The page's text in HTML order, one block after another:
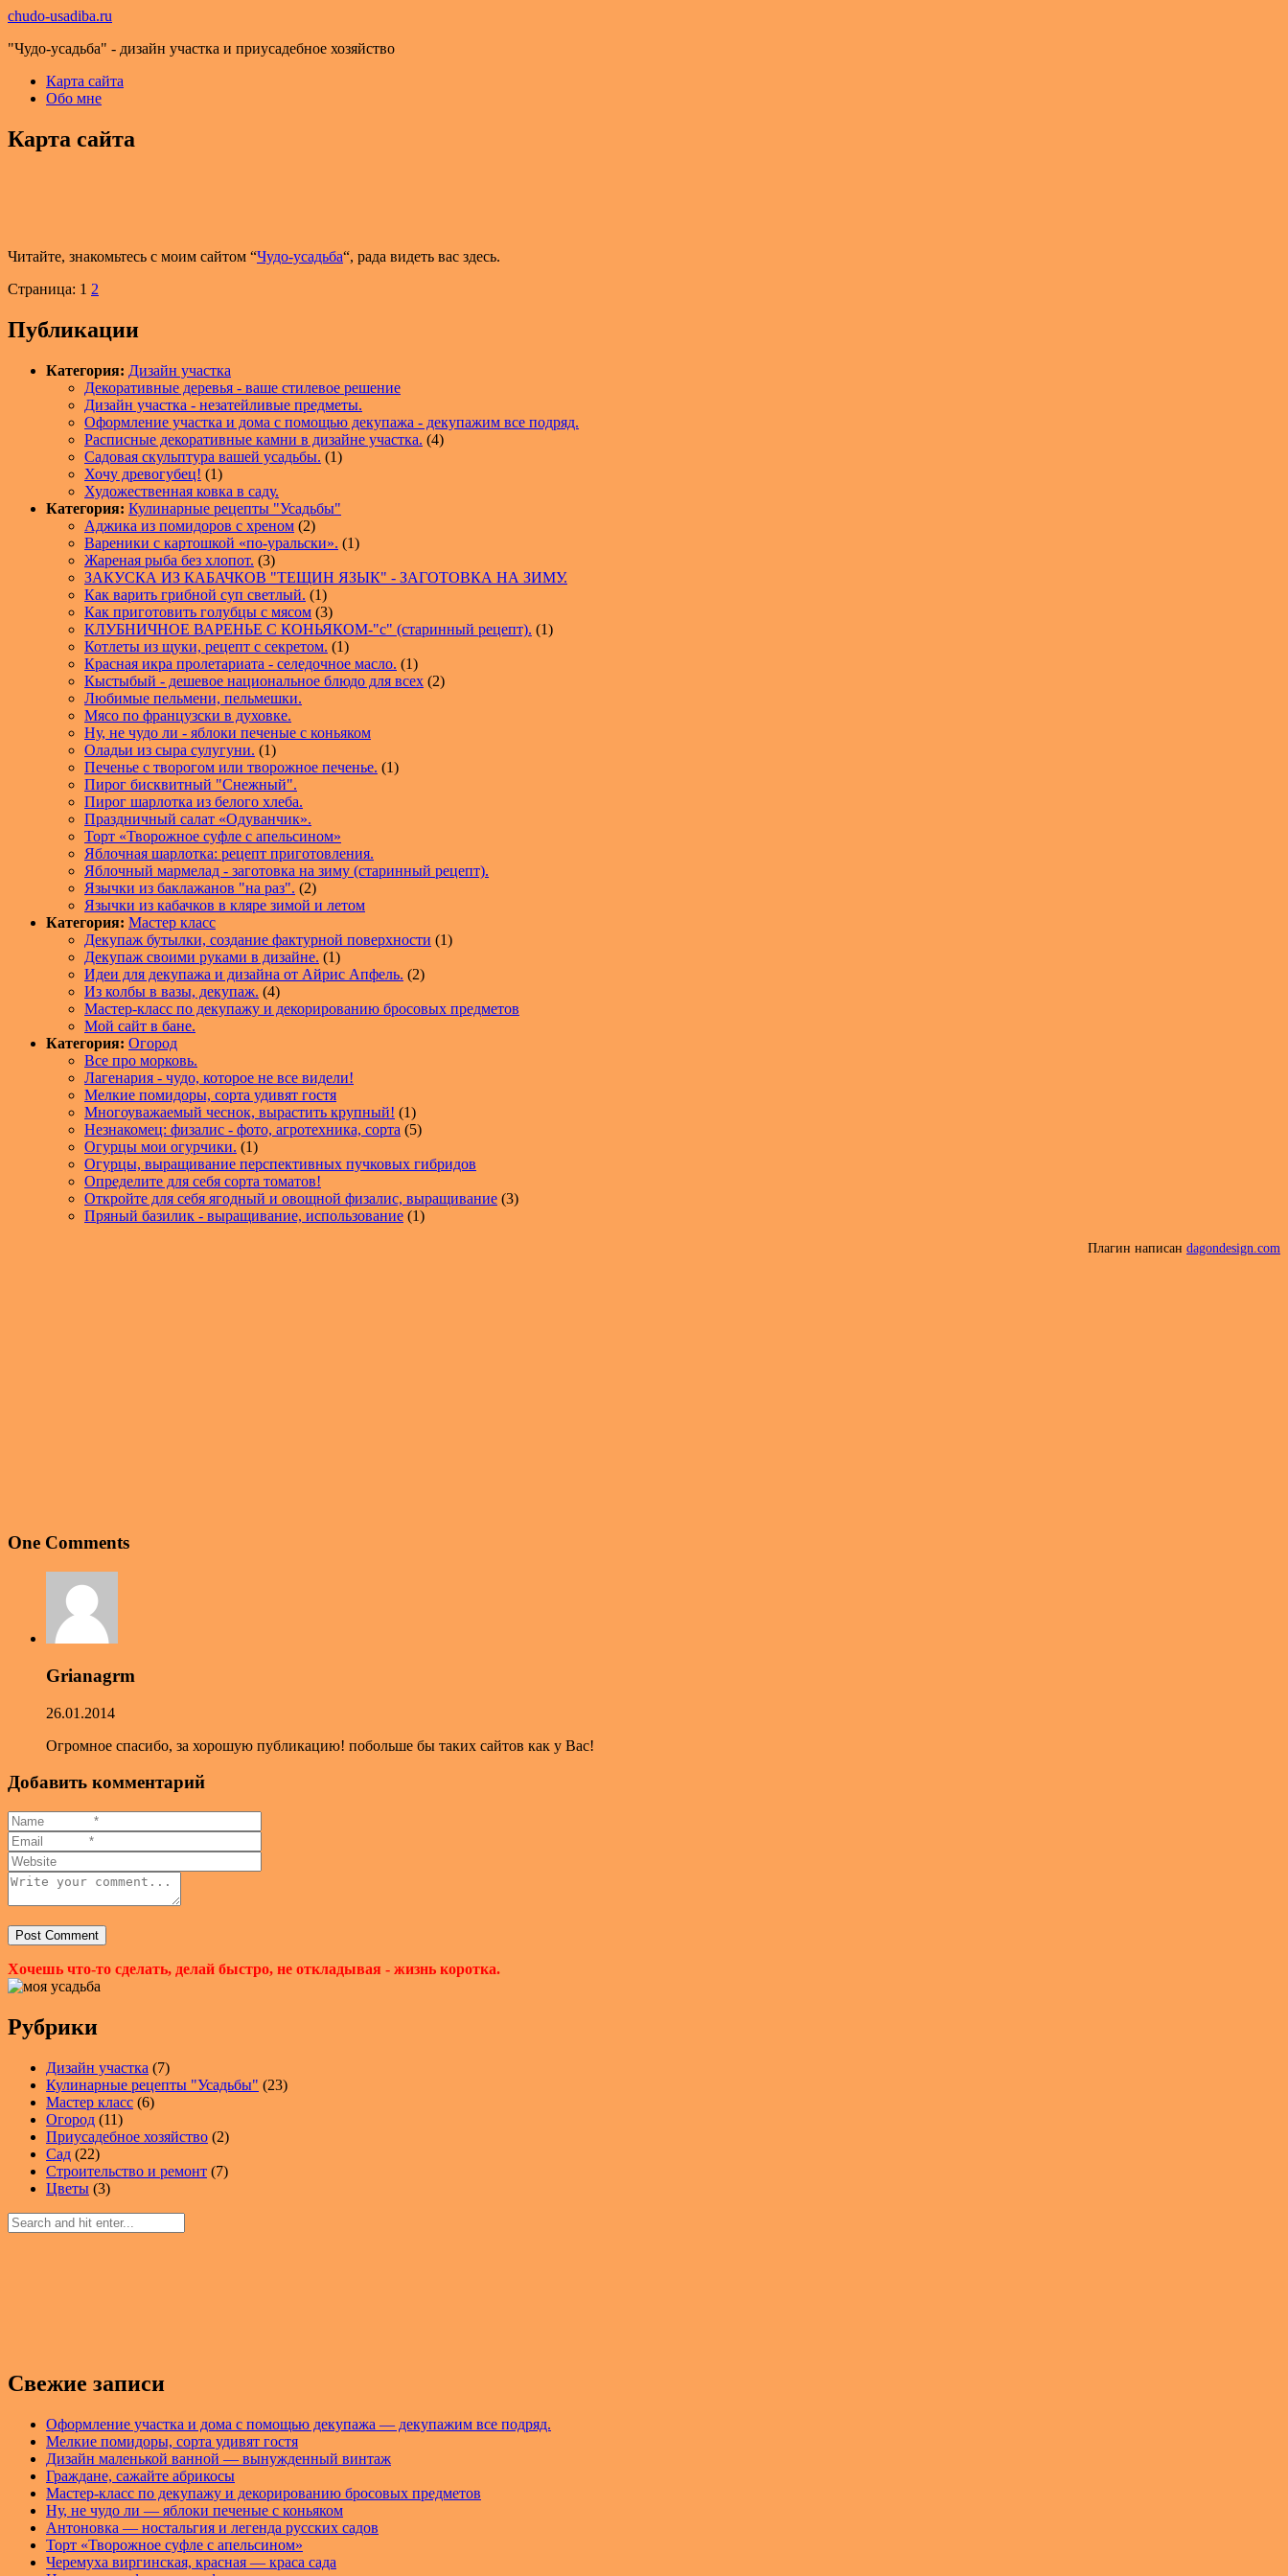
chudo-usadiba.ru
"Чудо-усадьба" - дизайн участка и приусадебное хозяйство
Карта сайта
Обо мне
Карта сайта
Читайте, знакомьтесь с моим сайтом “Чудо-усадьба“, рада видеть вас здесь.
Страница: 1 2
Публикации
Категория: Дизайн участка
Декоративные деревья - ваше стилевое решение
Дизайн участка - незатейливые предметы.
Оформление участка и дома с помощью декупажа - декупажим все подряд.
Расписные декоративные камни в дизайне участка. (4)
Садовая скульптура вашей усадьбы. (1)
Хочу древогубец! (1)
Художественная ковка в саду.
Категория: Кулинарные рецепты "Усадьбы"
Аджика из помидоров с хреном (2)
Вареники с картошкой «по-уральски». (1)
Жареная рыба без хлопот. (3)
ЗАКУСКА ИЗ КАБАЧКОВ "ТЕЩИН ЯЗЫК" - ЗАГОТОВКА НА ЗИМУ.
Как варить грибной суп светлый. (1)
Как приготовить голубцы с мясом (3)
КЛУБНИЧНОЕ ВАРЕНЬЕ С КОНЬЯКОМ-"с" (старинный рецепт). (1)
Котлеты из щуки, рецепт с секретом. (1)
Красная икра пролетариата - селедочное масло. (1)
Кыстыбый - дешевое национальное блюдо для всех (2)
Любимые пельмени, пельмешки.
Мясо по французски в духовке.
Ну, не чудо ли - яблоки печеные с коньяком
Оладьи из сыра сулугуни. (1)
Печенье с творогом или творожное печенье. (1)
Пирог бисквитный "Снежный".
Пирог шарлотка из белого хлеба.
Праздничный салат «Одуванчик».
Торт «Творожное суфле с апельсином»
Яблочная шарлотка: рецепт приготовления.
Яблочный мармелад - заготовка на зиму (старинный рецепт).
Язычки из баклажанов "на раз". (2)
Язычки из кабачков в кляре зимой и летом
Категория: Мастер класс
Декупаж бутылки, создание фактурной поверхности (1)
Декупаж своими руками в дизайне. (1)
Идеи для декупажа и дизайна от Айрис Апфель. (2)
Из колбы в вазы, декупаж. (4)
Мастер-класс по декупажу и декорированию бросовых предметов
Мой сайт в бане.
Категория: Огород
Все про морковь.
Лагенария - чудо, которое не все видели!
Мелкие помидоры, сорта удивят гостя
Многоуважаемый чеснок, вырастить крупный! (1)
Незнакомец: физалис - фото, агротехника, сорта (5)
Огурцы мои огурчики. (1)
Огурцы, выращивание перспективных пучковых гибридов
Определите для себя сорта томатов!
Откройте для себя ягодный и овощной физалис, выращивание (3)
Пряный базилик - выращивание, использование (1)
Плагин написан dagondesign.com
One Comments
Grianagrm
26.01.2014
Огромное спасибо, за хорошую публикацию! побольше бы таких сайтов как у Вас!
Добавить комментарий
Хочешь что-то сделать, делай быстро, не откладывая - жизнь коротка.
Рубрики
Дизайн участка (7)
Кулинарные рецепты "Усадьбы" (23)
Мастер класс (6)
Огород (11)
Приусадебное хозяйство (2)
Сад (22)
Строительство и ремонт (7)
Цветы (3)
Свежие записи
Оформление участка и дома с помощью декупажа — декупажим все подряд.
Мелкие помидоры, сорта удивят гостя
Дизайн маленькой ванной — вынужденный винтаж
Граждане, сажайте абрикосы
Мастер-класс по декупажу и декорированию бросовых предметов
Ну, не чудо ли — яблоки печеные с коньяком
Антоновка — ностальгия и легенда русских садов
Торт «Творожное суфле с апельсином»
Черемуха виргинская, красная — краса сада